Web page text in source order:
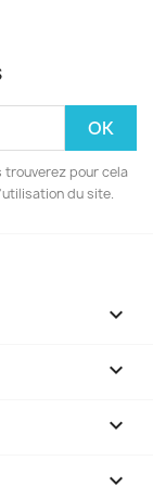
trouverez pour cela
du site.



keyboard_arrow_down